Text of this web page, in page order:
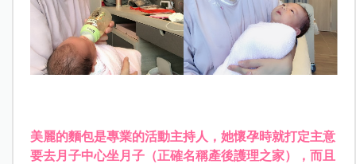
美麗的麵包是專業的活動主持人，她懷孕時就打定主意
要去月子中心坐月子（正確名稱產後護理之家），而且